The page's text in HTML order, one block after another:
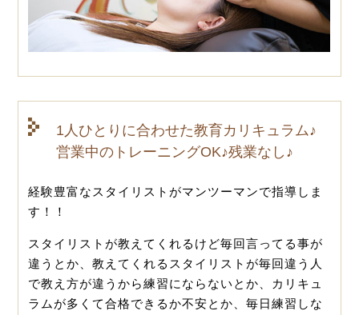
1人ひとりに合わせた教育カリキュラム♪
営業中のトレーニングOK♪残業なし♪
経験豊富なスタイリストがマンツーマンで指導しま
す！！
スタイリストが教えてくれるけど毎回言ってる事が
違うとか、教えてくれるスタイリストが毎回違う人
で教え方が違うから練習にならないとか、カリキュ
ラムが多くて合格できるか不安とか、毎日練習しな